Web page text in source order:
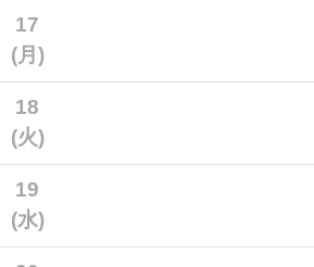
17
(月)
18
(火)
19
(水)